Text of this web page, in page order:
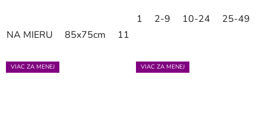
NA MIERU 85x75cm 115x85cm
1 2-9 10-24 25-49
VIAC ZA MENEJ VIAC ZA MENEJ